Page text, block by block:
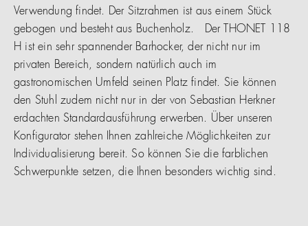
Verwendung findet. Der Sitzrahmen ist aus einem Stück
gebogen und besteht aus Buchenholz. Der THONET 118
H ist ein sehr spannender Barhocker, der nicht nur im
privaten Bereich, sondern natürlich auch im
gastronomischen Umfeld seinen Platz findet. Sie können
den Stuhl zudem nicht nur in der von Sebastian Herkner
erdachten Standardausführung erwerben. Über unseren
Konfigurator stehen Ihnen zahlreiche Möglichkeiten zur
Individualisierung bereit. So können Sie die farblichen
Schwerpunkte setzen, die Ihnen besonders wichtig sind.